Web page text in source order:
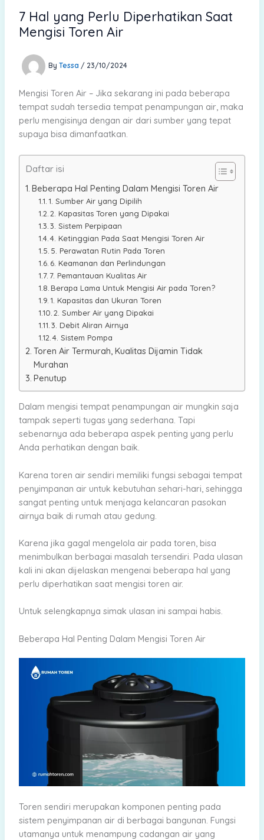
7 Hal yang Perlu Diperhatikan Saat
Mengisi Toren Air
By Tessa / 23/10/2024
Mengisi Toren Air – Jika sekarang ini pada beberapa
tempat sudah tersedia tempat penampungan air, maka
perlu mengisinya dengan air dari sumber yang tepat
supaya bisa dimanfaatkan.
Daftar isi
Beberapa Hal Penting Dalam Mengisi Toren Air
1. Sumber Air yang Dipilih
2. Kapasitas Toren yang Dipakai
3. Sistem Perpipaan
4. Ketinggian Pada Saat Mengisi Toren Air
5. Perawatan Rutin Pada Toren
6. Keamanan dan Perlindungan
7. Pemantauan Kualitas Air
Berapa Lama Untuk Mengisi Air pada Toren?
1. Kapasitas dan Ukuran Toren
2. Sumber Air yang Dipakai
3. Debit Aliran Airnya
4. Sistem Pompa
Toren Air Termurah, Kualitas Dijamin Tidak
Murahan
Penutup
Dalam mengisi tempat penampungan air mungkin saja
tampak seperti tugas yang sederhana. Tapi
sebenarnya ada beberapa aspek penting yang perlu
Anda perhatikan dengan baik.
Karena toren air sendiri memiliki fungsi sebagai tempat
penyimpanan air untuk kebutuhan sehari-hari, sehingga
sangat penting untuk menjaga kelancaran pasokan
airnya baik di rumah atau gedung.
Karena jika gagal mengelola air pada toren, bisa
menimbulkan berbagai masalah tersendiri. Pada ulasan
kali ini akan dijelaskan mengenai beberapa hal yang
perlu diperhatikan saat mengisi toren air.
Untuk selengkapnya simak ulasan ini sampai habis.
Beberapa Hal Penting Dalam Mengisi Toren Air
Toren sendiri merupakan komponen penting pada
sistem penyimpanan air di berbagai bangunan. Fungsi
utamanya untuk menampung cadangan air yang